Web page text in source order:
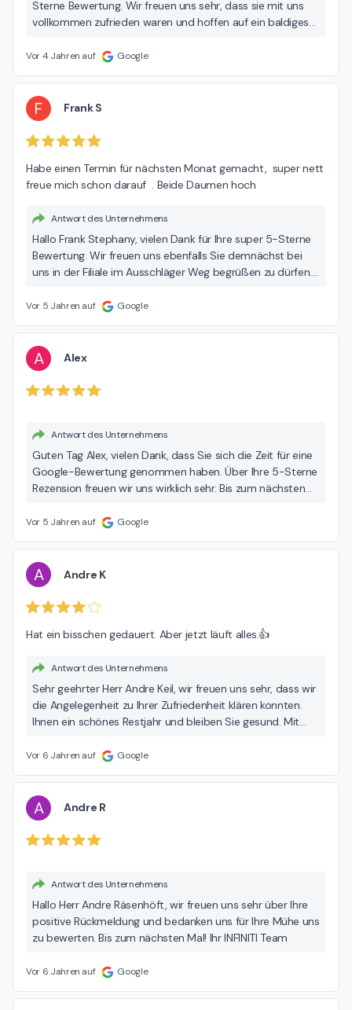
Sterne Bewertung. Wir freuen uns sehr, dass sie mit uns
vollkommen zufrieden waren und hoffen auf ein baldiges
Vor 4 Jahren auf Google
F Frank S
Habe einen Termin für nächsten Monat gemacht,  super nett
freue mich schon darauf  . Beide Daumen hoch
Antwort des Unternehmens
Hallo Frank Stephany, vielen Dank für Ihre super 5-Sterne
Bewertung. Wir freuen uns ebenfalls Sie demnächst bei
uns in der Filiale im Ausschläger Weg begrüßen zu dürfen.
Vor 5 Jahren auf Google
A Alex
Antwort des Unternehmens
Guten Tag Alex, vielen Dank, dass Sie sich die Zeit für eine
Google-Bewertung genommen haben. Über Ihre 5-Sterne
Rezension freuen wir uns wirklich sehr. Bis zum nächsten
Vor 5 Jahren auf Google
A Andre K
Hat ein bisschen gedauert. Aber jetzt läuft alles.👍
Antwort des Unternehmens
Sehr geehrter Herr Andre Keil, wir freuen uns sehr, dass wir
die Angelegenheit zu Ihrer Zufriedenheit klären konnten.
Ihnen ein schönes Restjahr und bleiben Sie gesund. Mit
Vor 6 Jahren auf Google
A Andre R
Antwort des Unternehmens
Hallo Herr Andre Räsenhöft, wir freuen uns sehr über Ihre
positive Rückmeldung und bedanken uns für Ihre Mühe uns
zu bewerten. Bis zum nächsten Mal! Ihr INFINITI Team
Vor 6 Jahren auf Google